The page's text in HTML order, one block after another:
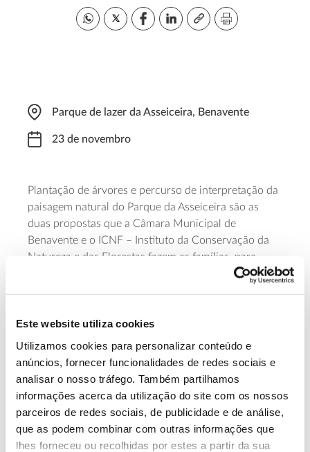
Este website utiliza cookies
Utilizamos cookies para personalizar conteúdo e
anúncios, fornecer funcionalidades de redes sociais e
analisar o nosso tráfego. Também partilhamos
informações acerca da utilização do site com os nossos
parceiros de redes sociais, de publicidade e de análise,
que as podem combinar com outras informações que
lhes forneceu ou recolhidas por estes a partir da sua
Parque de lazer da Asseiceira, Benavente
23 de novembro
Plantação de árvores e percurso de interpretação da
paisagem natural do Parque da Asseiceira são as
duas propostas que a Câmara Municipal de
Benavente e o ICNF – Instituto da Conservação da
Natureza e das Florestas fazem as famílias, para
percurso interpretativo.
Saiba mais sobre esta iniciativa
13.07.2026